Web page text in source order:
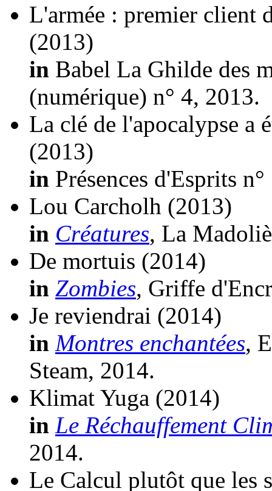
L'armée : premier client
(2013)
in Babel La Ghilde des
(numérique) n° 4, 2013.
La clé de l'apocalypse a
(2013)
in Présences d'Esprits
Lou Carcholh (2013)
in Créatures, La
De mortuis (2014)
in Zombies, Griffe
Je reviendrai (2014)
in Montres enchantées,
Steam, 2014.
Klimat Yuga (2014)
in Le Réchauffement
2014.
Le Calcul plutôt que les